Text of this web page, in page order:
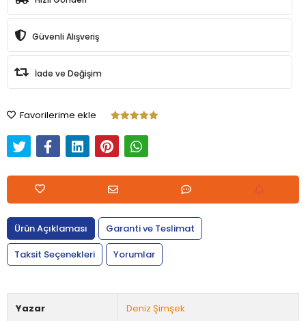
Güvenli Alışveriş
İade ve Değişim
Favorilerime ekle
Ürün Açıklaması
Garanti ve Teslimat
Taksit Seçenekleri
Yorumlar
Yazar Deniz Şimşek